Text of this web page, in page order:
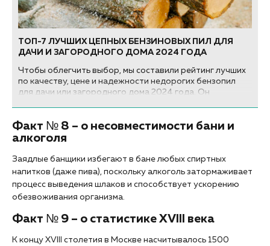
ТОП-7 ЛУЧШИХ ЦЕПНЫХ БЕНЗИНОВЫХ ПИЛ ДЛЯ
ДАЧИ И ЗАГОРОДНОГО ДОМА 2024 ГОДА
Чтобы облегчить выбор, мы составили рейтинг лучших
по качеству, цене и надежности недорогих бензопил
для дачи или загородного дома 2024 года. Он
Факт № 8 – о несовместимости бани и
алкоголя
Заядлые банщики избегают в бане любых спиртных
напитков (даже пива), поскольку алкоголь затормаживает
процесс выведения шлаков и способствует ускорению
обезвоживания организма.
Факт № 9 – о статистике XVIII века
К концу XVIII столетия в Москве насчитывалось 1500